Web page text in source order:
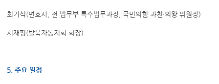
최기식(변호사, 전 법무부 특수법무과장, 국민의힘 과천·의왕 위원장)
서재평(탈북자동지회 회장)
5. 주요 일정